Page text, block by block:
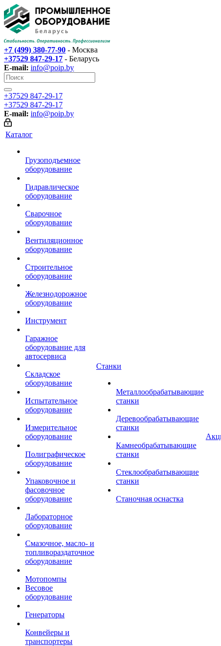
+7 (499) 380-77-90 - Москва
+37529 847-29-17‬ - Беларусь
E-mail: info@poip.by
+37529 847-29-17‬
+37529 847-29-17‬
E-mail: info@poip.by
Каталог
Грузоподъемное
оборудование
Гидравлическое
оборудование
Сварочное
оборудование
Вентиляционное
оборудование
Строительное
оборудование
Железнодорожное
оборудование
Инструмент
Гаражное
оборудование для
автосервиса
Складское
оборудование
Испытательное
оборудование
Измерительное
оборудование
Полиграфическое
оборудование
Упаковочное и
фасовочное
оборудование
Лабораторное
оборудование
Смазочное, масло- и
топливораздаточное
оборудование
Мотопомпы
Весовое
оборудование
Генераторы
Конвейеры и
транспортеры
Станки
Металлообрабатывающие
станки
Деревообрабатывающие
станки
Камнеобрабатывающие
станки
Стеклообрабатывающие
станки
Станочная оснастка